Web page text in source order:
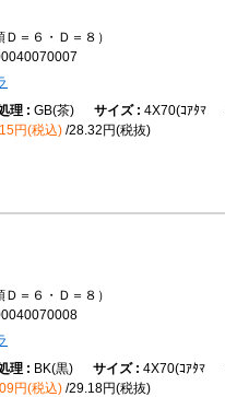
＝６・Ｄ＝８）
GB(茶) 4X70(ｺｱﾀﾏ
円(税込) 28.32円(税抜)
＝６・Ｄ＝８）
BK(黒) 4X70(ｺｱﾀﾏ
円(税込) 29.18円(税抜)